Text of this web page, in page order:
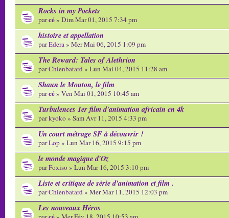
Rocks in my Pockets
parcé» Dim Mar 01, 2015 7:34 pm
histoire et appellation
parEdera» Mer Mai 06, 2015 1:09 pm
The Reward: Tales of Alethrion
parChienbatard» Lun Mai 04, 2015 11:28 am
Shaun le Mouton, le film
parcé» Ven Mai 01, 2015 10:45 am
Turbulences 1er film d'animation africain en 4k
parkyoko» Sam Avr 11, 2015 4:33 pm
Un court métrage SF à découvrir !
parLop» Lun Mar 16, 2015 9:15 pm
le monde magique d'Oz
parFoxiso» Lun Mar 16, 2015 3:10 pm
Liste et critique de série d'animation et film .
parChienbatard» Mer Mar 11, 2015 12:03 pm
Les nouveaux Héros